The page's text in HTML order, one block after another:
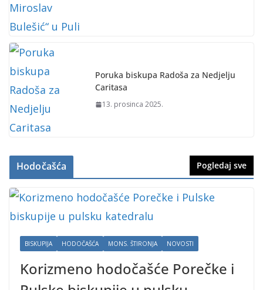
Poruka biskupa Radoša za Nedjelju
Caritasa
13. prosinca 2025.
Hodočašća Pogledaj sve
BISKUPIJA HODOČAŠĆA MONS. ŠTIRONJA NOVOSTI
Korizmeno hodočašće Porečke i